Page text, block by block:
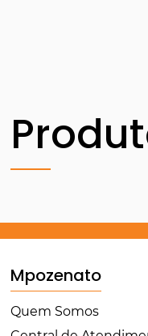
Mpozenato
Quem Somos